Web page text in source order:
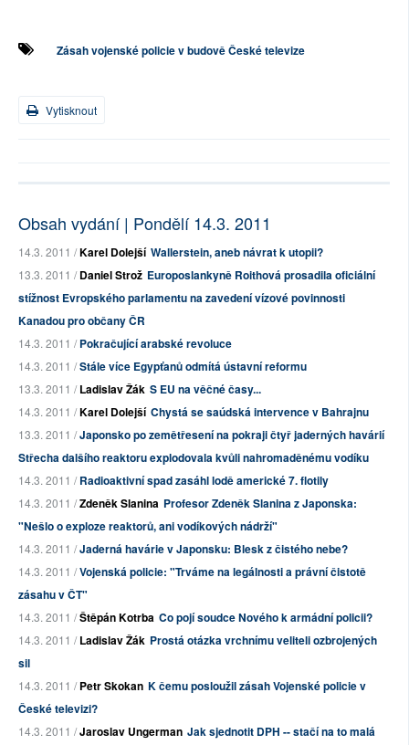
Zásah vojenské policie v budově České televize
Vytisknout
Obsah vydání | Pondělí 14.3. 2011
14.3. 2011 /Karel Dolejší Wallerstein, aneb návrat k utopii?
13.3. 2011 /Daniel Strož Europoslankyně Roithová prosadila oficiální
stížnost Evropského parlamentu na zavedení vízové povinnosti
Kanadou pro občany ČR
14.3. 2011 /Pokračující arabské revoluce
14.3. 2011 /Stále více Egypťanů odmítá ústavní reformu
13.3. 2011 /Ladislav Žák S EU na věčné časy...
14.3. 2011 /Karel Dolejší Chystá se saúdská intervence v Bahrajnu
13.3. 2011 /Japonsko po zemětřesení na pokraji čtyř jaderných havárií
Střecha dalšího reaktoru explodovala kvůli nahromaděnému vodíku
14.3. 2011 /Radioaktivní spad zasáhl lodě americké 7. flotily
14.3. 2011 /Zdeněk Slanina Profesor Zdeněk Slanina z Japonska:
"Nešlo o exploze reaktorů, ani vodíkových nádrží"
14.3. 2011 /Jaderná havárie v Japonsku: Blesk z čistého nebe?
14.3. 2011 /Vojenská policie: "Trváme na legálnosti a právní čistotě
zásahu v ČT"
14.3. 2011 /Štěpán Kotrba Co pojí soudce Nového k armádní policii?
14.3. 2011 /Ladislav Žák Prostá otázka vrchnímu veliteli ozbrojených
sil
14.3. 2011 /Petr Skokan K čemu posloužil zásah Vojenské policie v
České televizi?
14.3. 2011 /Jaroslav Ungerman Jak sjednotit DPH -- stačí na to malá